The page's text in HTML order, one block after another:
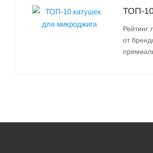
ТОП-
Рейтинг
от